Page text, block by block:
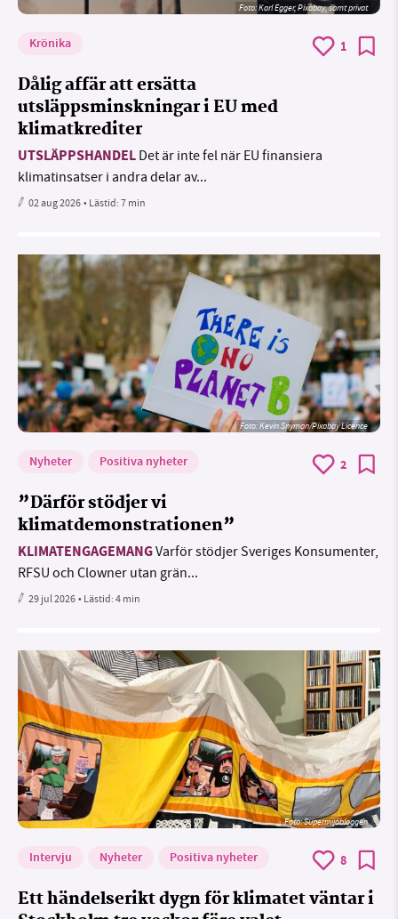
Foto:Karl Egger, Pixabay, samt privat
Krönika 1
Dålig affär att ersätta
utsläppsminskningar i EU med
klimatkrediter
UTSLÄPPSHANDEL Det är inte fel när EU finansiera
klimatinsatser i andra delar av...
02 aug 2026• Lästid:7 min
Foto:Kevin Snyman/Pixabay Licence
Nyheter Positiva nyheter 2
”Därför stödjer vi
klimatdemonstrationen”
KLIMATENGAGEMANGVarför stödjer Sveriges Konsumenter,
RFSU och Clowner utan grän...
29 jul 2026• Lästid:4 min
Foto: Supermijöbloggen
Intervju Nyheter Positiva nyheter 8
Ett händelserikt dygn för klimatet väntar i